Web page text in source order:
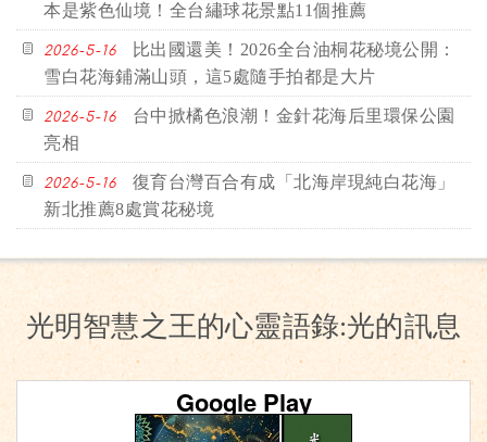
本是紫色仙境！全台繡球花景點11個推薦
2026-5-16
比出國還美！2026全台油桐花秘境公開：
雪白花海鋪滿山頭，這5處隨手拍都是大片
2026-5-16
台中掀橘色浪潮！金針花海后里環保公園
亮相
2026-5-16
復育台灣百合有成「北海岸現純白花海」
新北推薦8處賞花秘境
光明智慧之王的心靈語錄:光的訊息
Google Play